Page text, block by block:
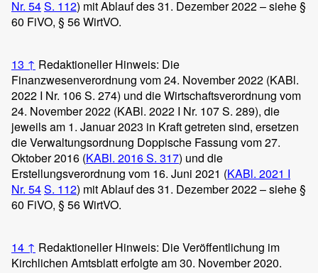
Nr. 54S. 112) mit Ablauf des 31. Dezember 2022 – siehe §
60 FiVO, § 56 WirtVO.
13 ↑ Redaktioneller Hinweis: Die
Finanzwesenverordnung vom 24. November 2022 (KABl.
2022 I Nr. 106 S. 274) und die Wirtschaftsverordnung vom
24. November 2022 (KABl. 2022 I Nr. 107 S. 289), die
jeweils am 1. Januar 2023 in Kraft getreten sind, ersetzen
die Verwaltungsordnung Doppische Fassung vom 27.
Oktober 2016 (KABl. 2016 S. 317) und die
Erstellungsverordnung vom 16. Juni 2021 (KABl. 2021 I
Nr. 54S. 112) mit Ablauf des 31. Dezember 2022 – siehe §
60 FiVO, § 56 WirtVO.
14 ↑ Redaktioneller Hinweis: Die Veröffentlichung im
Kirchlichen Amtsblatt erfolgte am 30. November 2020.